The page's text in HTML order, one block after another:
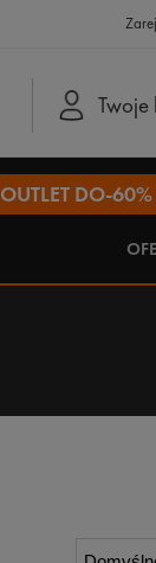
Twoje
OUTLET DO-60%